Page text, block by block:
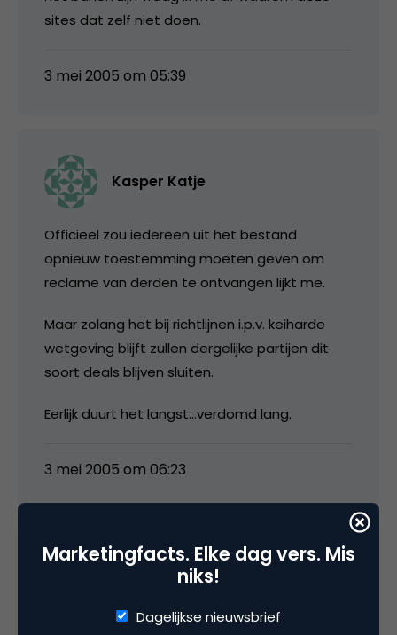
sites dat zelf niet doen.
3 mei 2005 om 05:39
Kasper Katje
Officieel zou iedereen uit het bestand
opnieuw toestemming moeten geven om
reclame van derden te ontvangen lijkt me.
Maar zolang het bij richtlijnen i.p.v. keiharde
wetgeving blijft zullen dergelijke partijen dit
soort deals blijven sluiten.
Eerlijk duurt het langst…verdomd lang.
3 mei 2005 om 06:23
Ben van Kersbergen
Gegevens van welke aard ook zijn nooit veilig.
Marketingfacts. Elke dag vers. Mis
niks!
Dagelijkse nieuwsbrief